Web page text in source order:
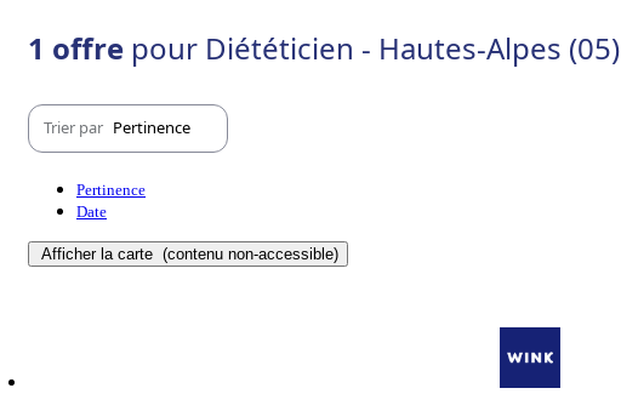
1 offre pour Diététicien - Hautes-Alpes (05)
Trier par Pertinence
Pertinence
Date
Afficher la carte (contenu non-accessible)